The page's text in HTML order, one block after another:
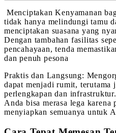
Menciptakan Kenyamanan
tidak hanya melindungi tamu
menciptakan suasana yang
Dengan tambahan fasilitas
pencahayaan, tenda
dan penuh pesona
Praktis dan Langsung:
dapat menjadi rumit, terutama
perlengkapan dan
Anda bisa merasa lega karena
menyiapkan semuanya untuk